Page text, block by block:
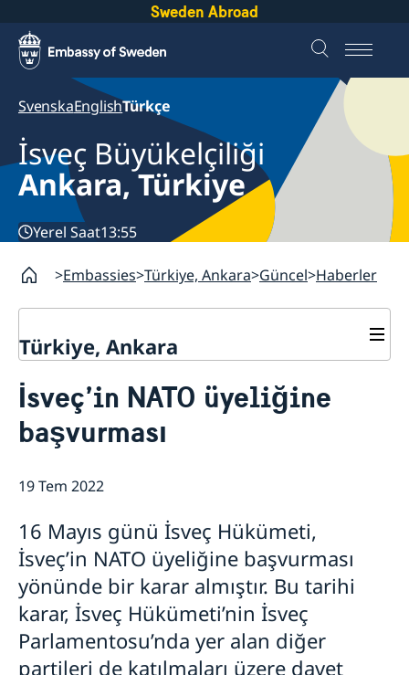
Sweden Abroad
SvenskaEnglishTürkçe
İsveç Büyükelçiliği
Ankara, Türkiye
Yerel Saat13:55
Embassies Türkiye, Ankara Güncel Haberler
Türkiye, Ankara
Hakkımızda
İsveç şirketlerini bu şekilde destekliyoruz
Biz İsveç şirketleri için bir kaynağız
Size Nasıl Destek Olabiliriz
Ticaret Engellerini Bildirin
Güncel
Haberler
tarafından Dünya Sağlık Örgütü’nün 23 Nisan tarihli
brifinginde yapılan konuşma
İsveç’in NATO üyeliğine
başvurması
19 Tem 2022
16 Mayıs günü İsveç Hükümeti,
İsveç’in NATO üyeliğine başvurması
yönünde bir karar almıştır. Bu tarihi
karar, İsveç Hükümeti’nin İsveç
Parlamentosu’nda yer alan diğer
partileri de katılmaları üzere davet